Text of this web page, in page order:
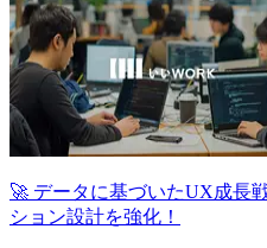
🚀 データに基づいたUX成長
ション設計を強化！